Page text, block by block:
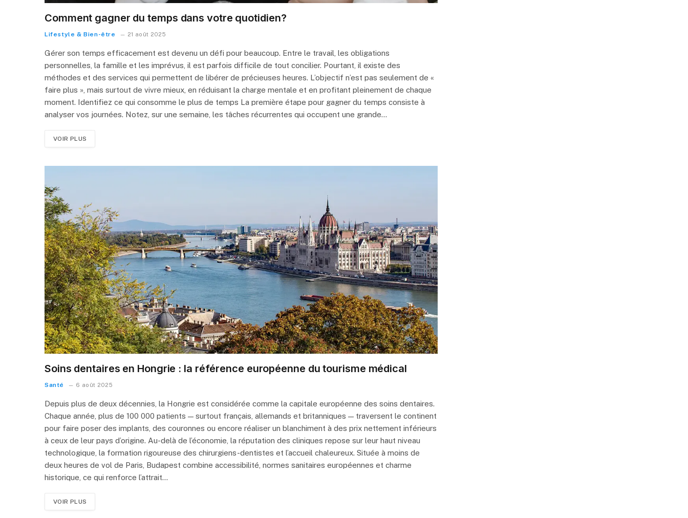
Comment gagner du temps dans votre quotidien?
Lifestyle & Bien-être 21 août 2025
Gérer son temps efficacement est devenu un défi pour beaucoup. Entre le travail, les obligations
personnelles, la famille et les imprévus, il est parfois difficile de tout concilier. Pourtant, il existe des
méthodes et des services qui permettent de libérer de précieuses heures. L’objectif n’est pas seulement de «
faire plus », mais surtout de vivre mieux, en réduisant la charge mentale et en profitant pleinement de chaque
moment. Identifiez ce qui consomme le plus de temps La première étape pour gagner du temps consiste à
analyser vos journées. Notez, sur une semaine, les tâches récurrentes qui occupent une grande…
VOIR PLUS
Soins dentaires en Hongrie : la référence européenne du tourisme médical
Santé 6 août 2025
Depuis plus de deux décennies, la Hongrie est considérée comme la capitale européenne des soins dentaires.
Chaque année, plus de 100 000 patients — surtout français, allemands et britanniques — traversent le continent
pour faire poser des implants, des couronnes ou encore réaliser un blanchiment à des prix nettement inférieurs
à ceux de leur pays d’origine. Au-delà de l’économie, la réputation des cliniques repose sur leur haut niveau
technologique, la formation rigoureuse des chirurgiens-dentistes et l’accueil chaleureux. Située à moins de
deux heures de vol de Paris, Budapest combine accessibilité, normes sanitaires européennes et charme
historique, ce qui renforce l’attrait…
VOIR PLUS